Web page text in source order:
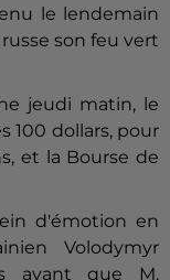
le lendemain
son feu vert
jeudi matin, le
100 dollars, pour
et la Bourse de
d'émotion en
Volodymyr
avant que M.